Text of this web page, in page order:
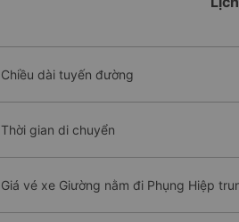
Chiều dài tuyến đường
Thời gian di chuyển
Giá vé xe Giường nằm đi Phụng Hiệp